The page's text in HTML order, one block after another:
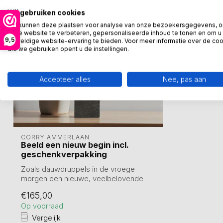
9,5
CORRY AMMERLAAN
Beeld een nieuw begin incl.
geschenkverpakking
Zoals dauwdruppels in de vroege
morgen een nieuwe, veelbelovende
€165,00
Op voorraad
Vergelijk
Wij gebruiken cookies
We kunnen deze plaatsen voor analyse van onze bezoekersgegevens,
onze website te verbeteren, gepersonaliseerde inhoud te tonen en om u
geweldige website-ervaring te bieden. Voor meer informatie over de
die we gebruiken opent u de instellingen.
Accepteer alles Nee, pas aan